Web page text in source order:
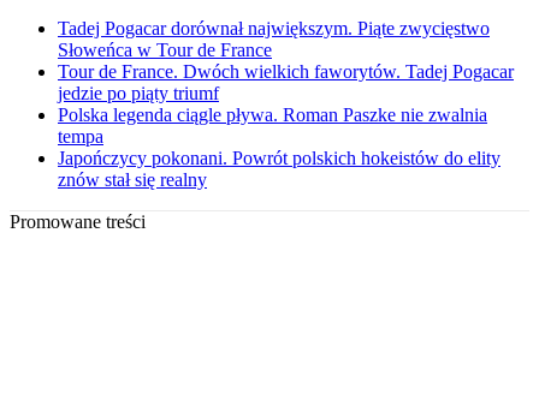
Tadej Pogacar dorównał największym. Piąte zwycięstwo
Słoweńca w Tour de France
Tour de France. Dwóch wielkich faworytów. Tadej Pogacar
jedzie po piąty triumf
Polska legenda ciągle pływa. Roman Paszke nie zwalnia
tempa
Japończycy pokonani. Powrót polskich hokeistów do elity
znów stał się realny
Promowane treści